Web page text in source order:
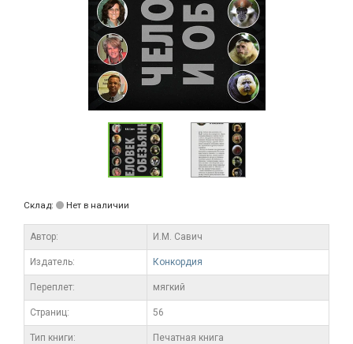
Склад: Нет в наличии
Автор: И.М. Савич
Издатель: Конкордия
Переплет: мягкий
Cтраниц: 56
Тип книги: Печатная книга